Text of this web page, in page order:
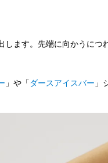
します。先端に向かうにつ
」や「 ダースアイスバー 」